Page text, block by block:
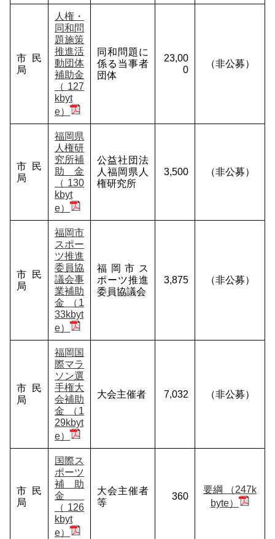
市民
局
人権・
同和問
題施策
推進活
動団体
補助金
（127
kbyt
e）
同和問題に
係る当事者
団体
23,00
0
（非公募）
市民
局
福岡県
人権研
究所補
助金
（130
kbyt
e）
公益社団法
人福岡県人
権研究所
3,500 （非公募）
市民
局
福岡市
スポー
ツ推進
委員協
議会事
業補助
金 （1
33kbyt
e）
福岡市ス
ポーツ推進
委員協議会
3,875 （非公募）
市民
局
福岡国
際マラ
ソン選
手権大
会補助
金 （1
29kbyt
e）
大会主催者 7,032 （非公募）
市民
局
国際ス
ポーツ
補助
金
（126
kbyt
e）
大会主催者
等
360
要綱 （247k
byte）